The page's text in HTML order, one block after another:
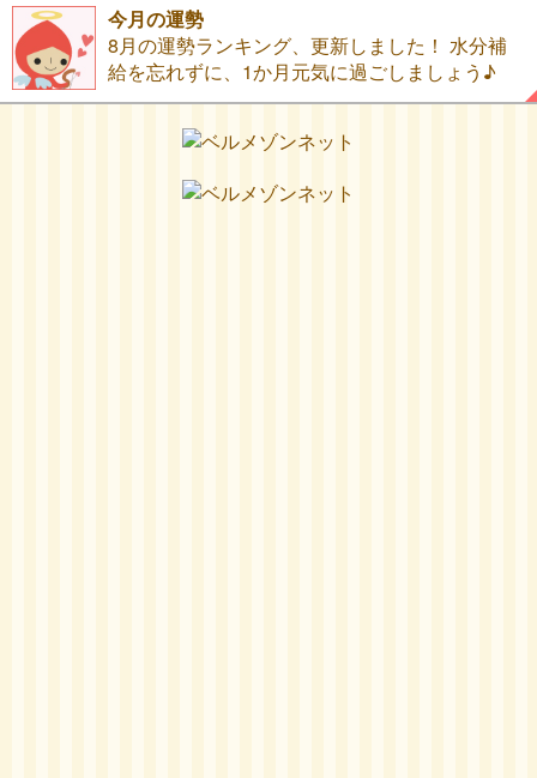
今月の運勢
8月の運勢ランキング、更新しました！ 水分補
給を忘れずに、1か月元気に過ごしましょう♪